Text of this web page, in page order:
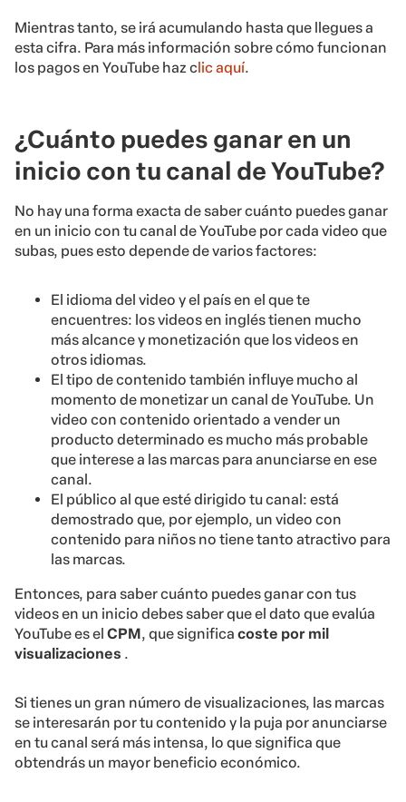
Mientras tanto, se irá acumulando hasta que llegues a
esta cifra. Para más información sobre cómo funcionan
los pagos en YouTube haz c lic aquí.
¿Cuánto puedes ganar en un
inicio con tu canal de YouTube?
No hay una forma exacta de saber cuánto puedes ganar
en un inicio con tu canal de YouTube por cada video que
subas, pues esto depende de varios factores:
El idioma del video y el país en el que te
encuentres: los videos en inglés tienen mucho
más alcance y monetización que los videos en
otros idiomas.
El tipo de contenido también influye mucho al
momento de monetizar un canal de YouTube. Un
video con contenido orientado a vender un
producto determinado es mucho más probable
que interese a las marcas para anunciarse en ese
canal.
El público al que esté dirigido tu canal: está
demostrado que, por ejemplo, un video con
contenido para niños no tiene tanto atractivo para
las marcas.
Entonces, para saber cuánto puedes ganar con tus
videos en un inicio debes saber que el dato que evalúa
YouTube es el CPM, que significa coste por mil
visualizaciones .
Si tienes un gran número de visualizaciones, las marcas
se interesarán por tu contenido y la puja por anunciarse
en tu canal será más intensa, lo que significa que
obtendrás un mayor beneficio económico.